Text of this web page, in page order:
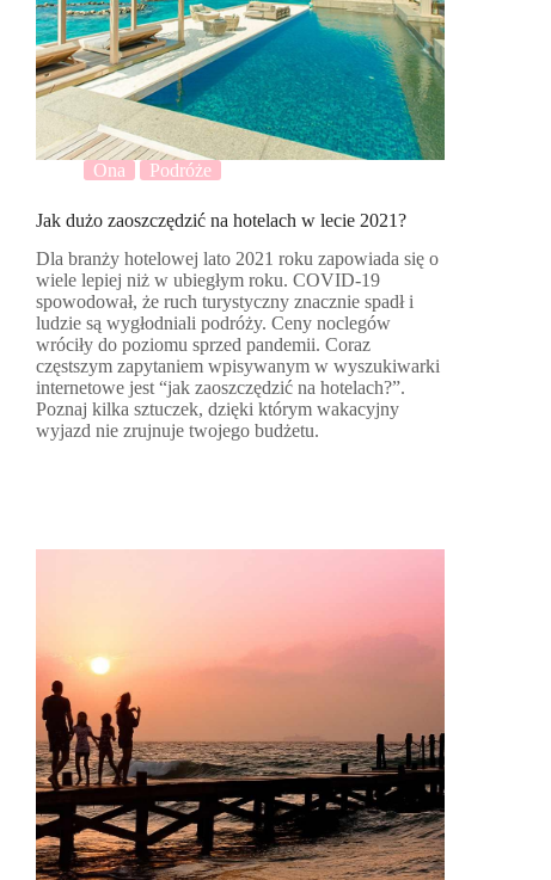
Ona Podróże
Jak dużo zaoszczędzić na hotelach w lecie 2021?
Dla branży hotelowej lato 2021 roku zapowiada się o
wiele lepiej niż w ubiegłym roku. COVID-19
spowodował, że ruch turystyczny znacznie spadł i
ludzie są wygłodniali podróży. Ceny noclegów
wróciły do poziomu sprzed pandemii. Coraz
częstszym zapytaniem wpisywanym w wyszukiwarki
internetowe jest “jak zaoszczędzić na hotelach?”.
Poznaj kilka sztuczek, dzięki którym wakacyjny
wyjazd nie zrujnuje twojego budżetu.